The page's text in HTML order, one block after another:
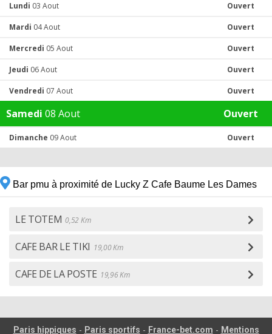
Lundi 03 Aout Ouvert
Mardi 04 Aout Ouvert
Mercredi 05 Aout Ouvert
Jeudi 06 Aout Ouvert
Vendredi 07 Aout Ouvert
Samedi 08 Aout Ouvert
Dimanche 09 Aout Ouvert
Bar pmu à proximité de Lucky Z Cafe Baume Les Dames
LE TOTEM 0,52 Km
CAFE BAR LE TIKI 19,00 Km
CAFE DE LA POSTE 19,96 Km
Paris hippiques - Paris sportifs - France-bet.com - Mentions